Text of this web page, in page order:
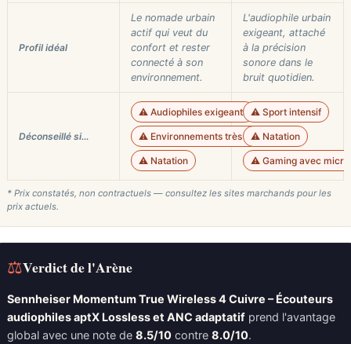
Profil idéal
Le nomade urbain
actif qui veut du
confort et rester
connecté à son
environnement.
L'audiophile urbain
exigeant, attaché
à la précision
sonore dans le
bruit quotidien.
Déconseillé si…
⚠️ Audiophiles exigeants
⚠️ Environnements très bruyants
⚠️ Natation
⚠️ Sport intensif
⚠️ Natation
⚠️ Gaming avec micro
* Prix constatés, non contractuels — consultez les sites marchands pour les
prix actuels.
⚖Verdict de l'Arène
Sennheiser Momentum True Wireless 4 Cuivre – Écouteurs
audiophiles aptX Lossless et ANC adaptatif prend l'avantage
global avec une note de 8.5/10 contre 8.0/10.